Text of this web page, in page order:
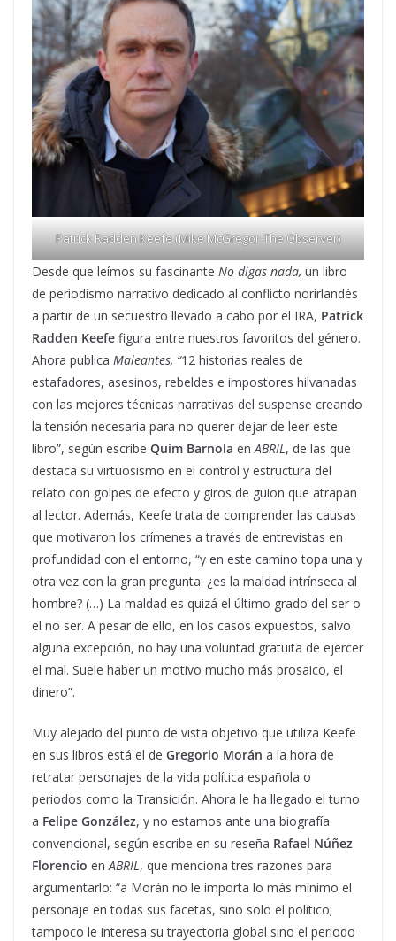
Patrick Radden Keefe (Mike McGregor-The Observer)
Desde que leímos su fascinante No digas nada, un libro
de periodismo narrativo dedicado al conflicto norirlandés
a partir de un secuestro llevado a cabo por el IRA, Patrick
Radden Keefe figura entre nuestros favoritos del género.
Ahora publica Maleantes, “12 historias reales de
estafadores, asesinos, rebeldes e impostores hilvanadas
con las mejores técnicas narrativas del suspense creando
la tensión necesaria para no querer dejar de leer este
libro”, según escribe Quim Barnola en ABRIL , de las que
destaca su virtuosismo en el control y estructura del
relato con golpes de efecto y giros de guion que atrapan
al lector. Además, Keefe trata de comprender las causas
que motivaron los crímenes a través de entrevistas en
profundidad con el entorno, “y en este camino topa una y
otra vez con la gran pregunta: ¿es la maldad intrínseca al
hombre? (…) La maldad es quizá el último grado del ser o
el no ser. A pesar de ello, en los casos expuestos, salvo
alguna excepción, no hay una voluntad gratuita de ejercer
el mal. Suele haber un motivo mucho más prosaico, el
dinero”.
Muy alejado del punto de vista objetivo que utiliza Keefe
en sus libros está el de Gregorio Morán a la hora de
retratar personajes de la vida política española o
periodos como la Transición. Ahora le ha llegado el turno
a Felipe González, y no estamos ante una biografía
convencional, según escribe en su reseña Rafael Núñez
Florencio en ABRIL , que menciona tres razones para
argumentarlo: “a Morán no le importa lo más mínimo el
personaje en todas sus facetas, sino solo el político;
tampoco le interesa su trayectoria global sino el periodo